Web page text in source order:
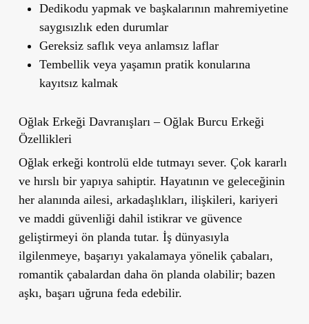
Dedikodu yapmak ve başkalarının mahremiyetine
saygısızlık eden durumlar
Gereksiz saflık veya anlamsız laflar
Tembellik veya yaşamın pratik konularına
kayıtsız kalmak
Oğlak Erkeği Davranışları – Oğlak Burcu Erkeği
Özellikleri
Oğlak erkeği kontrolü elde tutmayı sever. Çok kararlı
ve hırslı bir yapıya sahiptir. Hayatının ve geleceğinin
her alanında ailesi, arkadaşlıkları, ilişkileri, kariyeri
ve maddi güvenliği dahil istikrar ve güvence
geliştirmeyi ön planda tutar. İş dünyasıyla
ilgilenmeye, başarıyı yakalamaya yönelik çabaları,
romantik çabalardan daha ön planda olabilir; bazen
aşkı, başarı uğruna feda edebilir.